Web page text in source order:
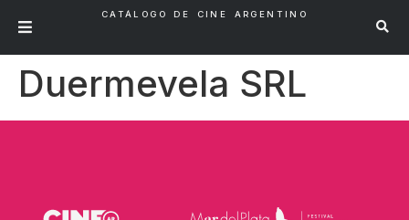
CATÁLOGO DE CINE ARGENTINO
Duermevela SRL